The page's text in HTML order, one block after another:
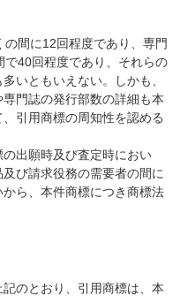
間に12回程度であり、専門
40回程度であり、それらの
いともいえない。しかも、
門誌の発行部数の詳細も本
引用商標の周知性を認める
の出願時及び査定時におい
び請求役務の需要者の間に
ら、本件商標につき商標法
記のとおり、引用商標は、本